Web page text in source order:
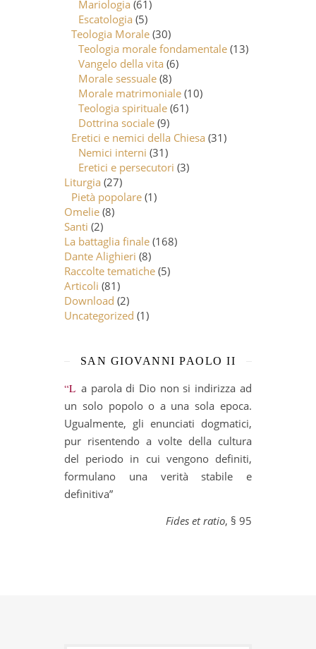
Mariologia (61)
Escatologia (5)
Teologia Morale (30)
Teologia morale fondamentale (13)
Vangelo della vita (6)
Morale sessuale (8)
Morale matrimoniale (10)
Teologia spirituale (61)
Dottrina sociale (9)
Eretici e nemici della Chiesa (31)
Nemici interni (31)
Eretici e persecutori (3)
Liturgia (27)
Pietà popolare (1)
Omelie (8)
Santi (2)
La battaglia finale (168)
Dante Alighieri (8)
Raccolte tematiche (5)
Articoli (81)
Download (2)
Uncategorized (1)
SAN GIOVANNI PAOLO II
“La parola di Dio non si indirizza ad
un solo popolo o a una sola epoca.
Ugualmente, gli enunciati dogmatici,
pur risentendo a volte della cultura
del periodo in cui vengono definiti,
formulano una verità stabile e
definitiva”
Fides et ratio, § 95